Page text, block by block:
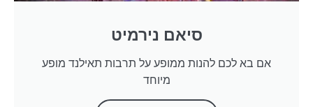
סיאם נירמיט
אם בא לכם להנות ממופע על תרבות תאילנד מופע
מיוחד